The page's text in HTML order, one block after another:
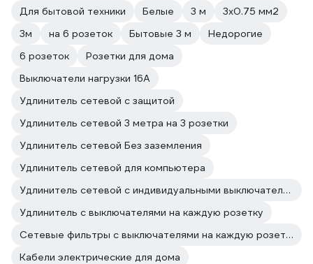
Для бытовой техники Белые 3 м
3х0.75 мм2
3м
на 6 розеток Бытовые 3 м
Недорогие
6 розеток
Розетки для дома
Выключатели нагрузки 16А
Удлинитель сетевой с защитой
Удлинитель сетевой 3 метра на 3 розетки
Удлинитель сетевой Без заземления
Удлинитель сетевой для компьютера
Удлинитель сетевой с индивидуальными выключателями
Удлинитель с выключателями на каждую розетку
Сетевые фильтры с выключателями на каждую розетку
Кабели электрические для дома